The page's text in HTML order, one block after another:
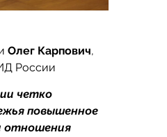
Олег Карпович,
России
четко
повышенное
отношения